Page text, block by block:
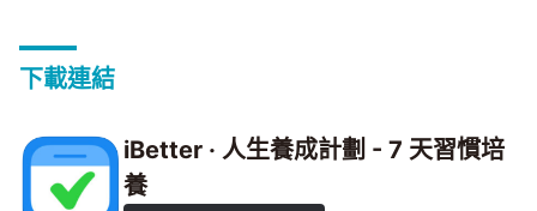
下載連結
iBetter · 人生養成計劃 - 7 天習慣培
養